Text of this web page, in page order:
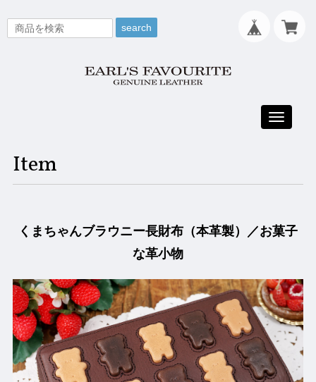
search
Toggle
Item
くまちゃんブラウニー長財布（本革製）／お菓子
な革小物